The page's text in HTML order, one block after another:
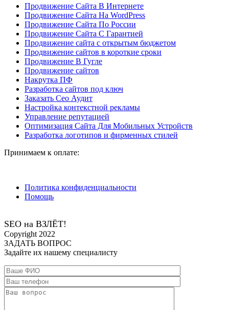
Продвижение Сайта В Интернете
Продвижение Сайта На WordPress
Продвижение Сайта По России
Продвижение Сайта С Гарантией
Продвижение сайта с открытым бюджетом
Продвижение сайтов в короткие сроки
Продвижение В Гугле
Продвижение сайтов
Накрутка ПФ
Разработка сайтов под ключ
Заказать Сео Аудит
Настройка контекстной рекламы
Управление репутацией
Оптимизация Сайта Для Мобильных Устройств
Разработка логотипов и фирменных стилей
Принимаем к оплате:
Политика конфиденциальности
Помощь
SEO на ВЗЛЁТ!
Сopyright 2022
ЗАДАТЬ ВОПРОС
Задайте их нашему специалисту